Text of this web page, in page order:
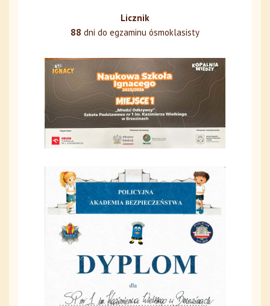
Licznik
88 dni do egzaminu ósmoklasisty